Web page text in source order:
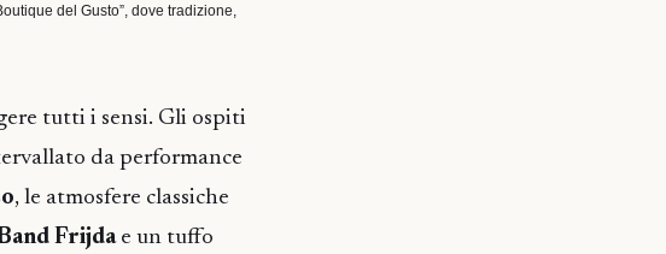
del Gusto”, dove tradizione,
tutti i sensi. Gli ospiti
da performance
, le atmosfere classiche
Frijdae un tuffo